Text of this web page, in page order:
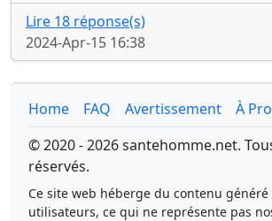
Lire 18 réponse(s)
2024-Apr-15 16:38
Home FAQ Avertissement
À
© 2020 - 2026 santehomme.net.
réservés.
Ce site web héberge du contenu généré
utilisateurs, ce qui ne représente pas